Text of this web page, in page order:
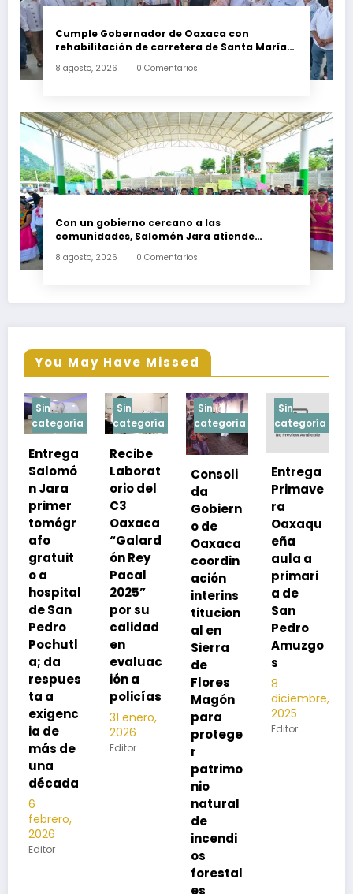
Cumple Gobernador de Oaxaca con
rehabilitación de carretera de Santa María
8 agosto, 2026 0 Comentarios
Con un gobierno cercano a las
comunidades, Salomón Jara atiende
Tenango
8 agosto, 2026 0 Comentarios
You May Have Missed
Sin
categoría
Recibe
Laborat
orio del
C3
Oaxaca
“Galard
ón Rey
Pacal
2025”
por su
calidad
en
evaluac
ión a
policías
31 enero,
2026
Editor
Sin
categoría
Consoli
da
Gobiern
o de
Oaxaca
coordin
ación
interins
titucion
al en
Sierra
de
Flores
Magón
para
protege
r
Sin
categoría
Entrega
Primave
ra
Oaxaqu
eña
aula a
primari
a de
San
Pedro
Amuzgo
s
8
diciembre,
2025
Editor
Sin
categoría
Exhorta
SSO a
vacuna
rse de
neumoc
oco
para
preveni
r la
neumon
ía
13
noviembre,
2025
Editor